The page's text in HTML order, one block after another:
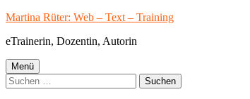
Springe
Inhalt
Martina Rüter: Web – Text – Training
eTrainerin, Dozentin, Autorin
Primäres
Menü
Menü
Suchen
nach: